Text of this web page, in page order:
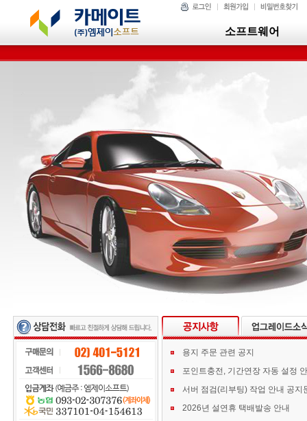
소프트웨어
용지 주문 관련 공지
포인트충전, 기간연장 자동 설정
서버 점검(리부팅) 작업 안내 공지
2026년 설연휴 택배발송 안내